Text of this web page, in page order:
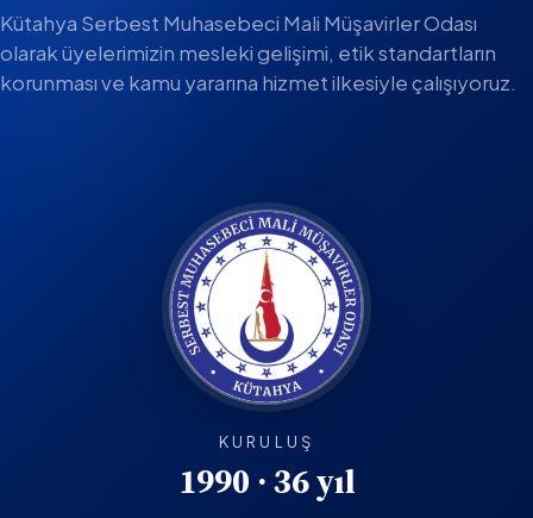
Kütahya Serbest Muhasebeci Mali Müşavirler Odası
olarak üyelerimizin mesleki gelişimi, etik standartların
korunması ve kamu yararına hizmet ilkesiyle çalışıyoruz.
KURULUŞ
1990 · 36 yıl